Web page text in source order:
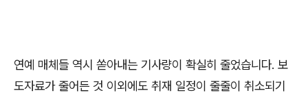
연예 매체들 역시 쏟아내는 기사량이 확실히 줄었습니다. 보
도자료가 줄어든 것 이외에도 취재 일정이 줄줄이 취소되기